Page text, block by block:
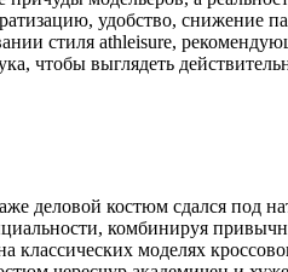
удобство, снижение
стиля athleisure,
чтобы выглядеть
деловой костюм сдался под
комбинируя
классических моделях